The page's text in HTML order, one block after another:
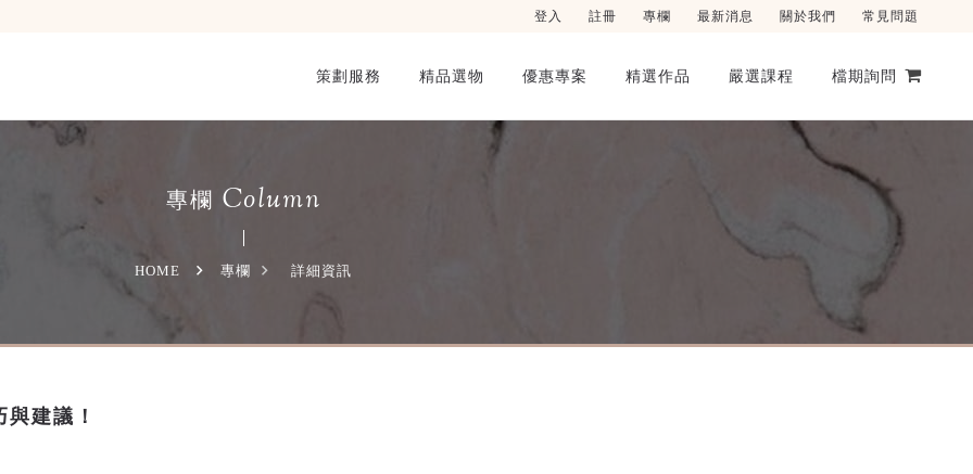
登入 註冊 專欄 最新消息 關於我們 常見問題
策劃服務 精品選物 優惠專案 精選作品 嚴選課程 檔期詢問
專欄 Column
HOME 專欄 詳細資訊
建議！